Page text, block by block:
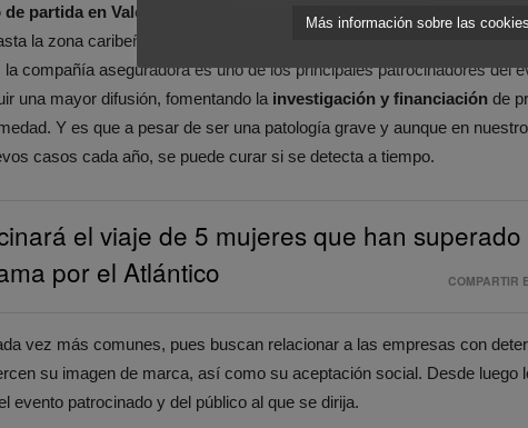
partida en Valencia
la zona caribeña, donde se espera su llegada en diciembre. Bajo la
la compañía aseguradora es uno de los principales patrocinadores del
una mayor difusión, fomentando la investigación y financiación de
Y es que a pesar de ser una patología grave y aunque en
casos cada año, se puede curar si se detecta a tiempo.
el viaje de 5 mujeres que han superado
por el Atlántico
COMPARTIR
vez más comunes, pues buscan relacionar a las empresas con
su imagen de marca, así como su aceptación social. Desde luego
evento patrocinado y del público al que se dirija.
Más información sobre las cookies